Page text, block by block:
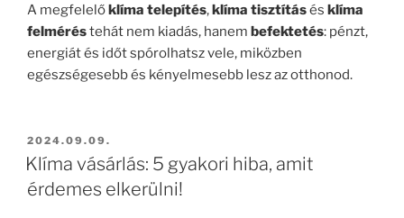
A megfelelőklíma telepítés,klíma tisztításés klíma
felméréstehát nem kiadás, hanem befektetés: pénzt,
energiát és időt spórolhatsz vele, miközben
egészségesebb és kényelmesebb lesz az otthonod.
BEKÜLDVE:
2024.09.09.
Klíma vásárlás: 5 gyakori hiba, amit
érdemes elkerülni!